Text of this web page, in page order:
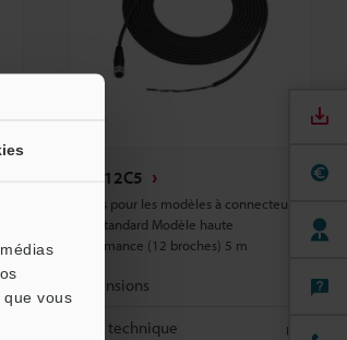
vous
GS-P12C5
Câbles pour les modèles à connecteur
M12 Standard Modèle haute
performance (12 broches) 5 m
Dimensions
Fiche technique